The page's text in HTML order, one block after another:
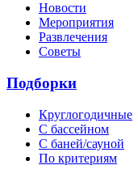
Новости
Мероприятия
Развлечения
Советы
Подборки
Круглогодичные
С бассейном
С баней/сауной
По критериям